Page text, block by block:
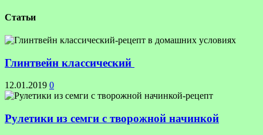
Статьи
Глинтвейн классический
12.01.2019 0
Рулетики из семги с творожной начинкой